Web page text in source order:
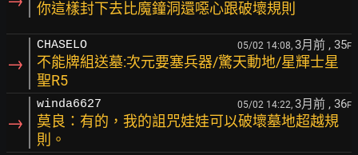
你這樣封下去比魔鐘洞還噁心跟破壞規則
→
CHASELO 05/02 14:08, 3月前 , 35F
不能牌組送墓:次元要塞兵器/驚天動地/星輝士星
聖R5
→
winda6627 05/02 14:22, 3月前 , 36F
莫良：有的，我的詛咒娃娃可以破壞墓地超越規
則。